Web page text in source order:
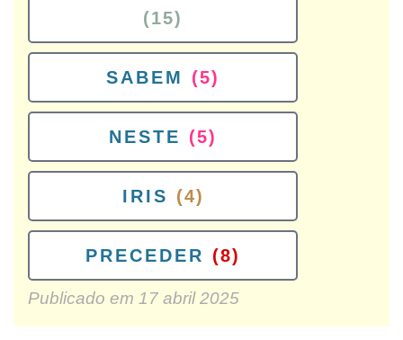
(15)
SABEM (5)
NESTE (5)
IRIS (4)
PRECEDER (8)
Publicado em 17 abril 2025